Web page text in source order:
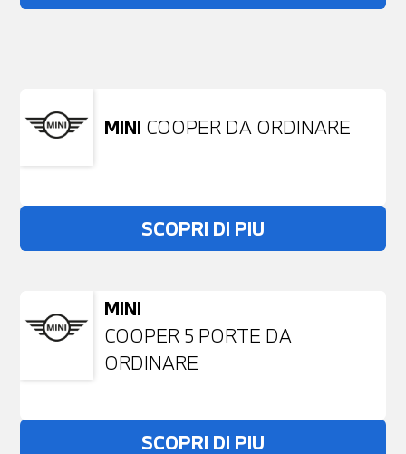
Non stai trovando ciò che cerchi?
MINI COOPER DA ORDINARE
SCOPRI DI PIU
MINI
COOPER 5 PORTE DA
ORDINARE
SCOPRI DI PIU